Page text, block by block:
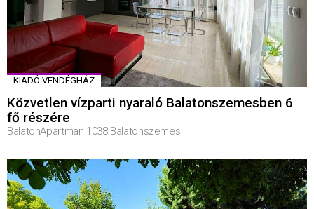
KIADÓ VENDÉGHÁZ
Közvetlen vízparti nyaraló Balatonszemesben 6
fő részére
BalatonApartman 1038 Balatonszemes